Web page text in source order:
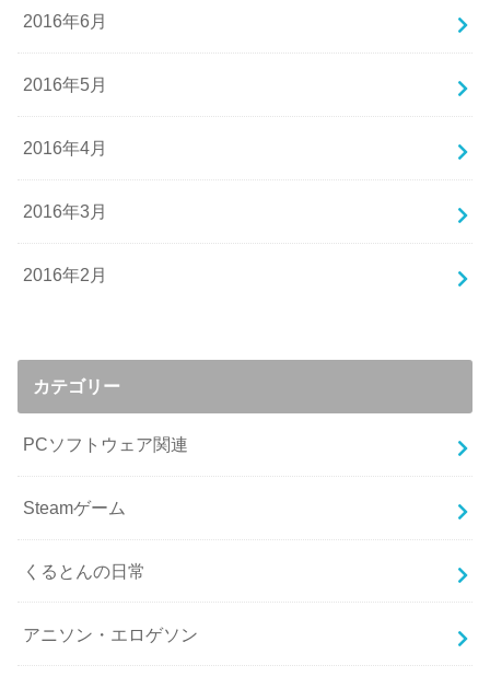
2016年6月
2016年5月
2016年4月
2016年3月
2016年2月
カテゴリー
PCソフトウェア関連
Steamゲーム
くるとんの日常
アニソン・エロゲソン